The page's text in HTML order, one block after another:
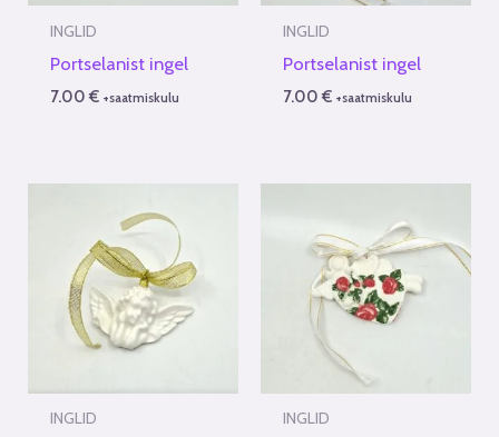
INGLID
Portselanist ingel
7.00€ +saatmiskulu
INGLID
Portselanist ingel
7.00€ +saatmiskulu
INGLID INGLID